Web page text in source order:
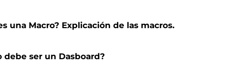
una Macro? Explicación de las macros.
debe ser un Dasboard?